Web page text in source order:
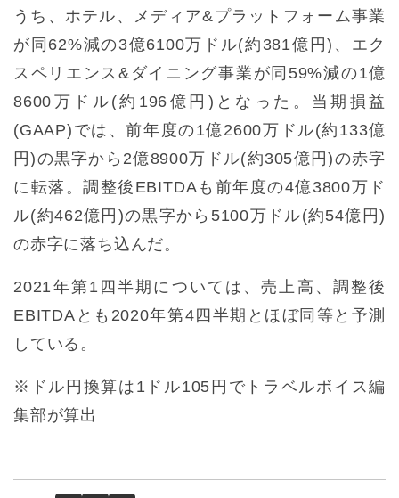
うち、ホテル、メディア&プラットフォーム事業
が同62%減の3億6100万ドル(約381億円)、エク
スペリエンス&ダイニング事業が同59%減の1億
8600万ドル(約196億円)となった。当期損益
(GAAP)では、前年度の1億2600万ドル(約133億
円)の黒字から2億8900万ドル(約305億円)の赤字
に転落。調整後EBITDAも前年度の4億3800万ド
ル(約462億円)の黒字から5100万ドル(約54億円)
の赤字に落ち込んだ。
2021年第1四半期については、売上高、調整後
EBITDAとも2020年第4四半期とほぼ同等と予測
している。
※ドル円換算は1ドル105円でトラベルボイス編
集部が算出